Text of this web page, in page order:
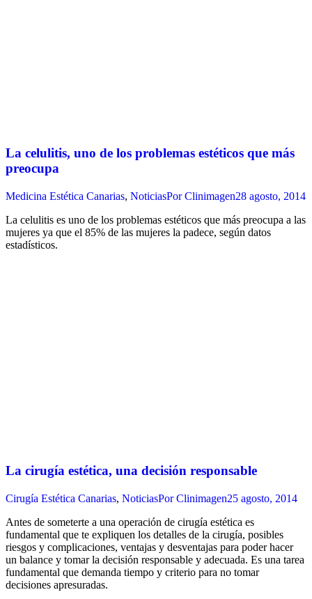
La celulitis, uno de los problemas estéticos que más
preocupa
Medicina Estética Canarias, NoticiasPorClinimagen28 agosto, 2014
La celulitis es uno de los problemas estéticos que más preocupa a las
mujeres ya que el 85% de las mujeres la padece, según datos
estadísticos.
La cirugía estética, una decisión responsable
Cirugía Estética Canarias, NoticiasPorClinimagen25 agosto, 2014
Antes de someterte a una operación de cirugía estética es
fundamental que te expliquen los detalles de la cirugía, posibles
riesgos y complicaciones, ventajas y desventajas para poder hacer
un balance y tomar la decisión responsable y adecuada. Es una tarea
fundamental que demanda tiempo y criterio para no tomar
decisiones apresuradas.